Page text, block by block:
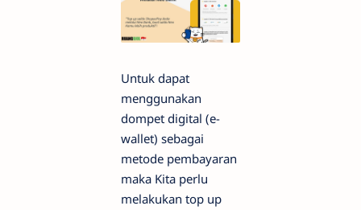
Untuk dapat
menggunakan
dompet digital (e-
wallet) sebagai
metode pembayaran
maka Kita perlu
melakukan top up